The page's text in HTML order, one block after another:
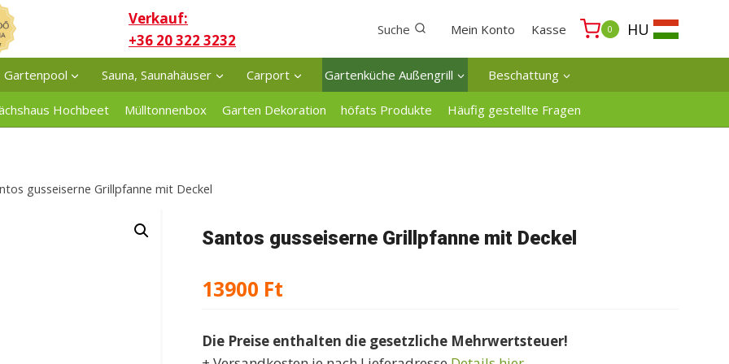
Verkauf:
+36 20 322 3232
Suche Mein Konto Kasse 0 HU
Gartenpool Sauna, Saunahäuser Carport Gartenküche Außengrill Beschattung
Hochbeet Mülltonnenbox Garten Dekoration höfats Produkte Häufig gestellte Fragen
gusseiserne Grillpfanne mit Deckel
Santos gusseiserne Grillpfanne mit Deckel
13900 Ft
Die Preise enthalten die gesetzliche Mehrwertsteuer!